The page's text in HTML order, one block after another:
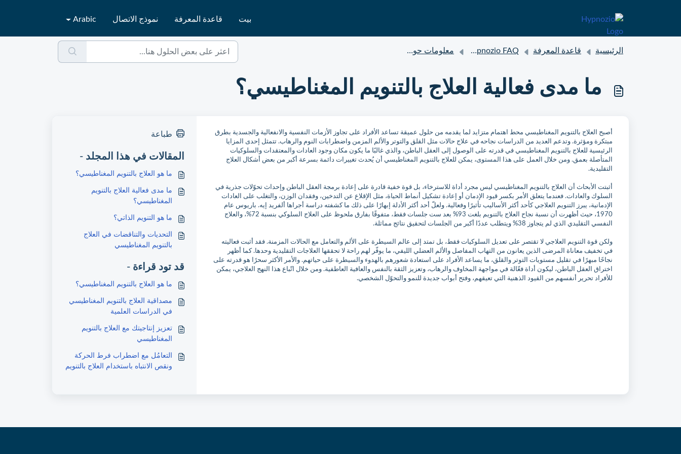
بيت قاعدة المعرفة نموذج الاتصال Arabic
الرئيسية قاعدة المعرفة Hypnozio FAQ معلومات حول العلاج بالتنويم المغناطيسي
ما مدى فعالية العلاج بالتنويم المغناطيسي؟
أصبح العلاج بالتنويم المغناطيسي محط اهتمام متزايد لما يقدمه من حلول عميقة تساعد الأفراد على تجاوز الأزمات النفسية والانفعالية والجسدية بطرق
مبتكرة ومؤثرة. وتدعم العديد من الدراسات نجاحه في علاج حالات مثل القلق والتوتر والألم المزمن واضطرابات النوم والرهاب. تتمثل إحدى المزايا
الرئيسية للعلاج بالتنويم المغناطيسي في قدرته على الوصول إلى العقل الباطن، والذي غالبًا ما يكون مكان وجود العادات والمعتقدات والسلوكيات
المتأصلة بعمق. ومن خلال العمل على هذا المستوى، يمكن للعلاج بالتنويم المغناطيسي أن يُحدث تغييرات دائمة بسرعة أكبر من بعض أشكال العلاج
التقليدية.
أثبتت الأبحاث أن العلاج بالتنويم المغناطيسي ليس مجرد أداة للاسترخاء، بل قوة خفية قادرة على إعادة برمجة العقل الباطن وإحداث تحوّلات جذرية في
السلوك والعادات. فعندما يتعلق الأمر بكسر قيود الإدمان أو إعادة تشكيل أنماط الحياة، مثل الإقلاع عن التدخين، وفقدان الوزن، والتغلب على العادات
الإدمانية، يبرز التنويم العلاجي كأحد أكثر الأساليب تأثيرًا وفعالية. ولعلّ أحد أكثر الأدلة إبهارًا على ذلك ما كشفته دراسة أجراها ألفريد إيه. باريوس عام
1970، حيث أظهرت أن نسبة نجاح العلاج بالتنويم بلغت 93% بعد ست جلسات فقط، متفوقًا بفارق ملحوظ على العلاج السلوكي بنسبة 72%، والعلاج
النفسي التقليدي الذي لم يتجاوز 38% ويتطلب عددًا أكبر من الجلسات لتحقيق نتائج مماثلة.
ولكن قوة التنويم العلاجي لا تقتصر على تعديل السلوكيات فقط، بل تمتد إلى عالم السيطرة على الألم والتعامل مع الحالات المزمنة. فقد أثبت فعاليته
في تخفيف معاناة المرضى الذين يعانون من التهاب المفاصل والألم العضلي الليفي، ما يوفّر لهم راحة لا تحققها العلاجات التقليدية وحدها. كما أظهر
نجاحًا مبهرًا في تقليل مستويات التوتر والقلق، ما يساعد الأفراد على استعادة شعورهم بالهدوء والسيطرة على حياتهم. والأمر الأكثر سحرًا هو قدرته على
اختراق العقل الباطن، ليكون أداة فعّالة في مواجهة المخاوف والرهاب، وتعزيز الثقة بالنفس والعافية العاطفية. ومن خلال اتّباع هذا النهج العلاجي، يمكن
للأفراد تحرير أنفسهم من القيود الذهنية التي تعيقهم، وفتح أبواب جديدة للنمو والتحوّل الشخصي.
طباعة
المقالات في هذا المجلد -
ما هو العلاج بالتنويم المغناطيسي؟
ما مدى فعالية العلاج بالتنويم
المغناطيسي؟
ما هو التنويم الذاتي؟
التحديات والتناقضات في العلاج
بالتنويم المغناطيسي
قد تود قراءة -
ما هو العلاج بالتنويم المغناطيسي؟
مصداقية العلاج بالتنويم المغناطيسي
في الدراسات العلمية
تعزيز إنتاجيتك مع العلاج بالتنويم
المغناطيسي
التعامُل مع اضطراب فرط الحركة
ونقص الانتباه باستخدام العلاج بالتنويم